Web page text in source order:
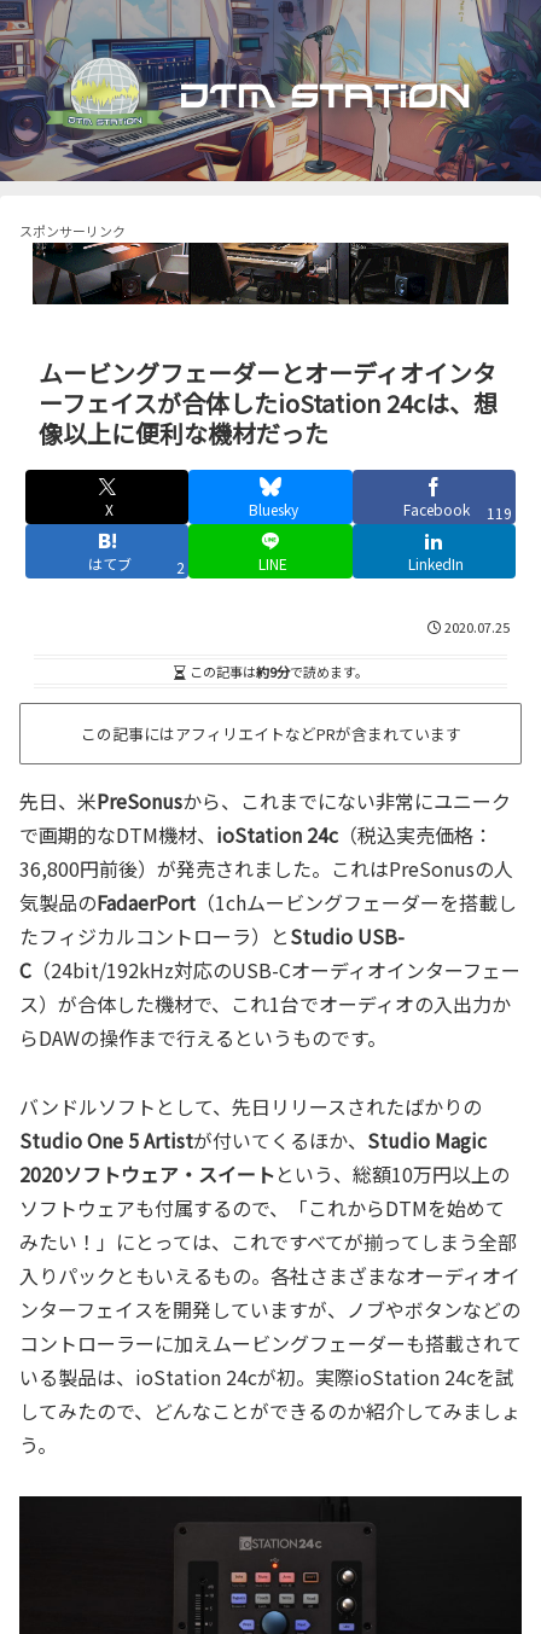
スポンサーリンク
ムービングフェーダーとオーディオインタ
ーフェイスが合体したioStation 24cは、想
像以上に便利な機材だった
X Bluesky Facebook 119
はてブ 2 LINE LinkedIn
2020.07.25
この記事は約9分で読めます。
この記事にはアフィリエイトなどPRが含まれています
先日、米PreSonusから、これまでにない非常にユニーク
で画期的なDTM機材、 ioStation 24c （税込実売価格：
36,800円前後）が発売されました。これはPreSonusの人
気製品のFadaerPort （1chムービングフェーダーを搭載し
たフィジカルコントローラ）とStudio USB-
C （24bit/192kHz対応のUSB-Cオーディオインターフェー
ス）が合体した機材で、これ1台でオーディオの入出力か
らDAWの操作まで行えるというものです。
バンドルソフトとして、先日リリースされたばかりの
Studio One 5 Artistが付いてくるほか、 Studio Magic
2020ソフトウェア・スイートという、総額10万円以上の
ソフトウェアも付属するので、「これからDTMを始めて
みたい！」にとっては、これですべてが揃ってしまう全部
入りパックともいえるもの。各社さまざまなオーディオイ
ンターフェイスを開発していますが、ノブやボタンなどの
コントローラーに加えムービングフェーダーも搭載されて
いる製品は、ioStation 24cが初。実際ioStation 24cを試
してみたので、どんなことができるのか紹介してみましょ
う。